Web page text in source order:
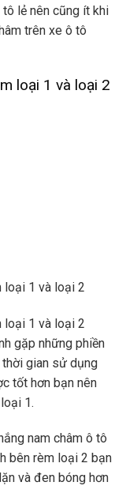
tô lẻ nên cũng ít khi
trên xe ô tô
loại 1 và loại 2
loại 1 và loại 2
loại 1 và loại 2
gặp những phiền
gian sử dụng
tốt hơn bạn nên
1.
nam châm ô tô
bên rèm loại 2 bạn
và đen bóng hơn